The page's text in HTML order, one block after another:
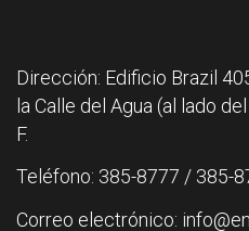
Dirección: Edificio Brazil
la Calle del Agua (al lado
F.
Teléfono: 385-8777 / 385-
Correo electrónico: